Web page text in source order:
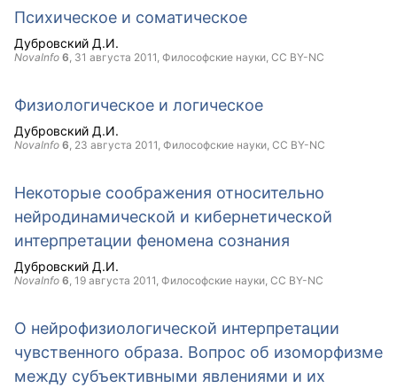
Психическое и соматическое
Дубровский Д.И.
NovaInfo 6, 31 августа 2011, Философские науки, CC BY-NC
Физиологическое и логическое
Дубровский Д.И.
NovaInfo 6, 23 августа 2011, Философские науки, CC BY-NC
Некоторые соображения относительно
нейродинамической и кибернетической
интерпретации феномена сознания
Дубровский Д.И.
NovaInfo 6, 19 августа 2011, Философские науки, CC BY-NC
О нейрофизиологической интерпретации
чувственного образа. Вопрос об изоморфизме
между субъективными явлениями и их